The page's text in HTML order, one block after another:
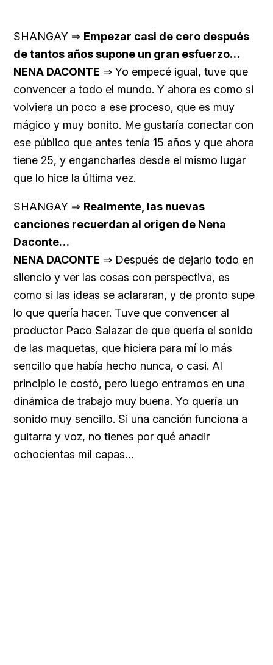
SHANGAY ⇒ Empezar casi de cero después
de tantos años supone un gran esfuerzo…
NENA DACONTE ⇒ Yo empecé igual, tuve que
convencer a todo el mundo. Y ahora es como si
volviera un poco a ese proceso, que es muy
mágico y muy bonito. Me gustaría conectar con
ese público que antes tenía 15 años y que ahora
tiene 25, y engancharles desde el mismo lugar
que lo hice la última vez.
SHANGAY ⇒ Realmente, las nuevas
canciones recuerdan al origen de Nena
Daconte…
NENA DACONTE ⇒ Después de dejarlo todo en
silencio y ver las cosas con perspectiva, es
como si las ideas se aclararan, y de pronto supe
lo que quería hacer. Tuve que convencer al
productor Paco Salazar de que quería el sonido
de las maquetas, que hiciera para mí lo más
sencillo que había hecho nunca, o casi. Al
principio le costó, pero luego entramos en una
dinámica de trabajo muy buena. Yo quería un
sonido muy sencillo. Si una canción funciona a
guitarra y voz, no tienes por qué añadir
ochocientas mil capas…